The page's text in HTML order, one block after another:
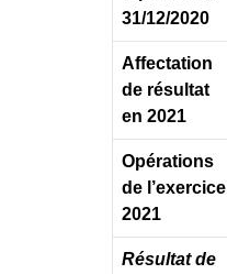
31/12/2020
Affectation
de résultat
en 2021
Opérations
de l’exercice
2021
Résultat de